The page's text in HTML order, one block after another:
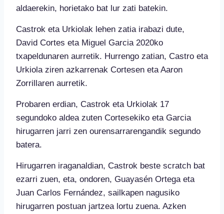
aldaerekin, horietako bat lur zati batekin.
Castrok eta Urkiolak lehen zatia irabazi dute,
David Cortes eta Miguel Garcia 2020ko
txapeldunaren aurretik. Hurrengo zatian, Castro eta
Urkiola ziren azkarrenak Cortesen eta Aaron
Zorrillaren aurretik.
Probaren erdian, Castrok eta Urkiolak 17
segundoko aldea zuten Cortesekiko eta Garcia
hirugarren jarri zen ourensarrarengandik segundo
batera.
Hirugarren iraganaldian, Castrok beste scratch bat
ezarri zuen, eta, ondoren, Guayasén Ortega eta
Juan Carlos Fernández, sailkapen nagusiko
hirugarren postuan jartzea lortu zuena. Azken